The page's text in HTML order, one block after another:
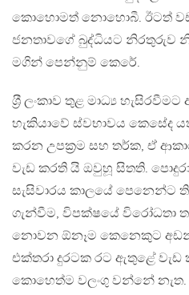
කොහොමත් නොහොබී. ඊටත්
ජනතාවගේ බුද්ධියට නිරතුරුව
මගින් පෙන්නුම් කෙරේ.
ශ‍්‍රී ලංකාව තුළ මාධ්‍ය
හැකියාවේ ස්වභාවය කෙසේද
කරන උපක‍්‍රම සහ තර්ක, ඒ
වැඩ කරති යි ඔවුහූ සිතති.
සැසිවාරය කාලයේ පෙනෙන්ට
ගැන්වීම, විපක්ෂයේ විරෝධතා
නොවන ඕනෑම කෙනෙකුට
එක්තරා දුරටක රට ඇතුළේ
කොහෙත්ම වලංගු වන්නේ නැත.